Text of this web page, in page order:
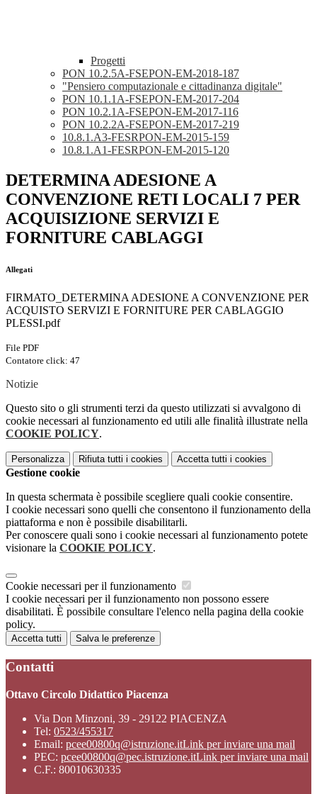
Progetti
PON 10.2.5A-FSEPON-EM-2018-187
"Pensiero computazionale e cittadinanza digitale"
PON 10.1.1A-FSEPON-EM-2017-204
PON 10.2.1A-FSEPON-EM-2017-116
PON 10.2.2A-FSEPON-EM-2017-219
10.8.1.A3-FESRPON-EM-2015-159
10.8.1.A1-FESRPON-EM-2015-120
DETERMINA ADESIONE A
CONVENZIONE RETI LOCALI 7 PER
ACQUISIZIONE SERVIZI E
FORNITURE CABLAGGI
Allegati
FIRMATO_DETERMINA ADESIONE A CONVENZIONE PER
ACQUISTO SERVIZI E FORNITURE PER CABLAGGIO
PLESSI.pdf
File PDF
Contatore click: 47
Notizie
Questo sito o gli strumenti terzi da questo utilizzati si avvalgono di
cookie necessari al funzionamento ed utili alle finalità illustrate nella
COOKIE POLICY.
Personalizza Rifiuta tutti i cookies Accetta tutti i cookies
Gestione cookie
In questa schermata è possibile scegliere quali cookie consentire.
I cookie necessari sono quelli che consentono il funzionamento della
piattaforma e non è possibile disabilitarli.
Per conoscere quali sono i cookie necessari al funzionamento potete
visionare la COOKIE POLICY.
Cookie necessari per il funzionamento
I cookie necessari per il funzionamento non possono essere
disabilitati. È possibile consultare l'elenco nella pagina della cookie
policy.
Accetta tutti Salva le preferenze
Contatti
Ottavo Circolo Didattico Piacenza
Via Don Minzoni, 39 - 29122 PIACENZA
Tel: 0523/455317
Email: pcee00800q@istruzione.itLink per inviare una mail
PEC: pcee00800q@pec.istruzione.itLink per inviare una mail
C.F.: 80010630335